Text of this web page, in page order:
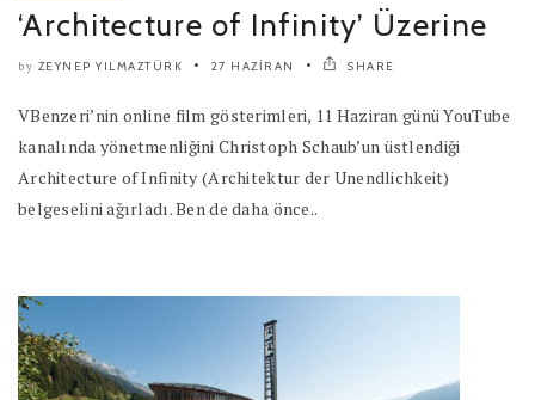
‘Architecture of Infinity’ Üzerine
by ZEYNEP YILMAZTÜRK 27 HAZIRAN SHARE
VBenzeri’nin online film gösterimleri, 11 Haziran günü YouTube
kanalında yönetmenliğini Christoph Schaub’un üstlendiği
Architecture of Infinity (Architektur der Unendlichkeit)
belgeselini ağırladı. Ben de daha önce..